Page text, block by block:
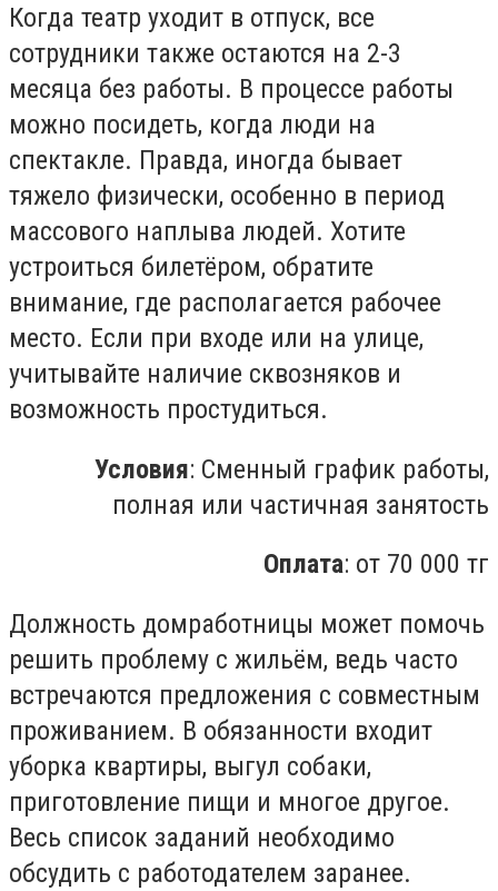
Когда театр уходит в отпуск, все
сотрудники также остаются на 2-3
месяца без работы. В процессе работы
можно посидеть, когда люди на
спектакле. Правда, иногда бывает
тяжело физически, особенно в период
массового наплыва людей. Хотите
устроиться билетёром, обратите
внимание, где располагается рабочее
место. Если при входе или на улице,
учитывайте наличие сквозняков и
возможность простудиться.
Условия: Сменный график работы,
полная или частичная занятость
Оплата: от 70 000 тг
Должность домработницы может помочь
решить проблему с жильём, ведь часто
встречаются предложения с совместным
проживанием. В обязанности входит
уборка квартиры, выгул собаки,
приготовление пищи и многое другое.
Весь список заданий необходимо
обсудить с работодателем заранее.